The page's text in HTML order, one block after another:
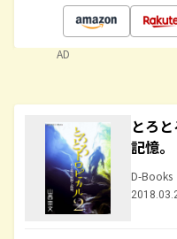
AD
とろ
記憶
D-Books